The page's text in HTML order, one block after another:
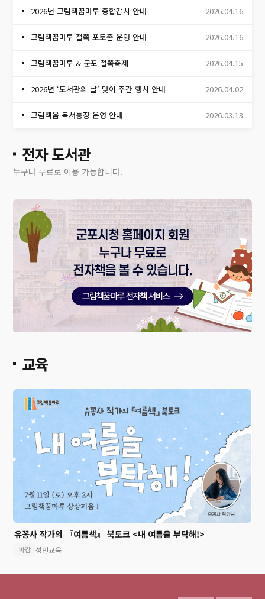
2026년 그림책꿈마루 종합감사 안내 2026.04.16
그림책꿈마루 철쭉 포토존 운영 안내 2026.04.16
그림책꿈마루 & 군포 철쭉축제 2026.04.15
2026년 ‘도서관의 날’ 맞이 주간 행사 안내 2026.04.02
그림책움 독서통장 운영 안내 2026.03.13
전자 도서관
누구나 무료로 이용 가능합니다.
교육
<마감> 김선진 작가의 <나만의 계절달력 만들기>
마감 초등교육